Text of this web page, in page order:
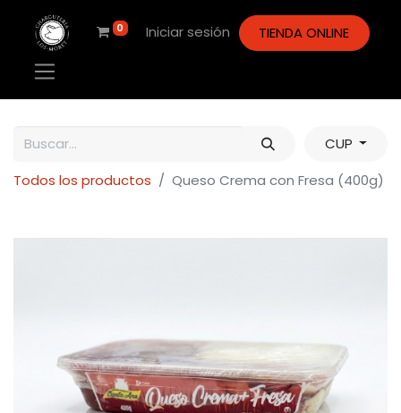
0 Iniciar sesión TIENDA ONLINE
CUP
Todos los productos
Queso Crema con Fresa (400g)